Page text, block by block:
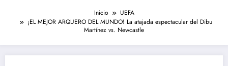
Inicio
UEFA
¡EL MEJOR ARQUERO DEL MUNDO! La atajada espectacular del Dibu
Martínez vs. Newcastle